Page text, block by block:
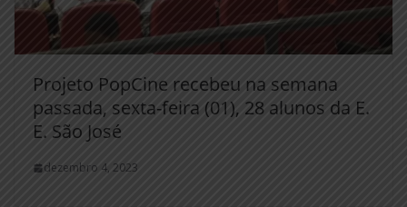
Projeto PopCine recebeu na semana
passada, sexta-feira (01), 28 alunos da E.
E. São José
dezembro 4, 2023